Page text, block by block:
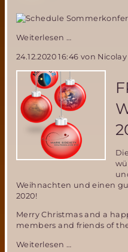
Weiterlesen …
&
Healthy
Living
on
Mars
24.12.2020 16:46 von
Weihnachten und einen
2020!
Merry Christmas and a
members and friends of
Weiterlesen …